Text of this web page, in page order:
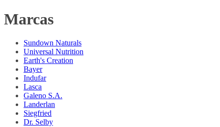
Marcas
Sundown Naturals
Universal Nutrition
Earth's Creation
Bayer
Indufar
Lasca
Galeno S.A.
Landerlan
Siegfried
Dr. Selby